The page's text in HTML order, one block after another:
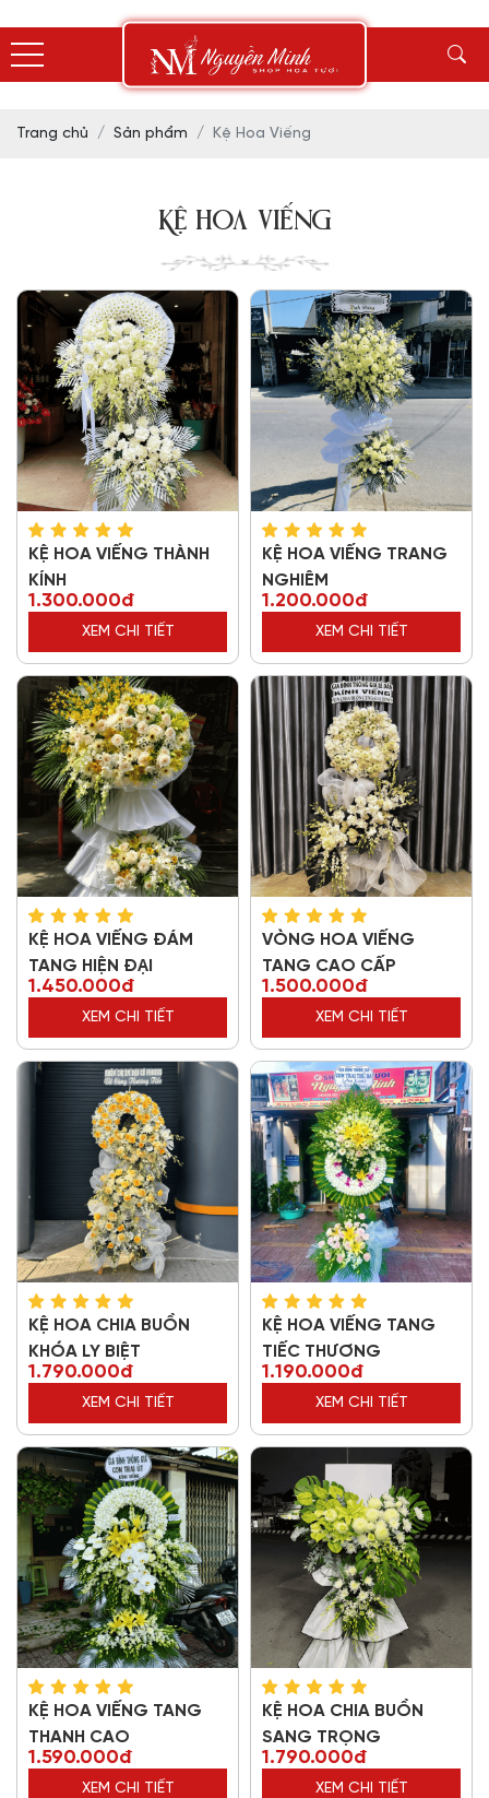
Trang chủ Sản phẩm Kệ Hoa Viếng
KỆ HOA VIẾNG
KỆ HOA VIẾNG THÀNH
KÍNH
1.300.000đ
XEM CHI TIẾT
KỆ HOA VIẾNG TRANG
NGHIÊM
1.200.000đ
XEM CHI TIẾT
KỆ HOA VIẾNG ĐÁM
TANG HIỆN ĐẠI
1.450.000đ
XEM CHI TIẾT
VÒNG HOA VIẾNG
TANG CAO CẤP
1.500.000đ
XEM CHI TIẾT
KỆ HOA CHIA BUỒN
KHÓA LY BIỆT
1.790.000đ
XEM CHI TIẾT
KỆ HOA VIẾNG TANG
TIẾC THƯƠNG
1.190.000đ
XEM CHI TIẾT
KỆ HOA VIẾNG TANG
THANH CAO
1.590.000đ
XEM CHI TIẾT
KỆ HOA CHIA BUỒN
SANG TRỌNG
1.790.000đ
XEM CHI TIẾT